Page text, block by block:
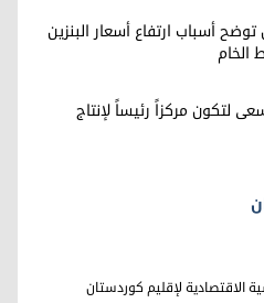
أسباب ارتفاع أسعار البنزين
الخام
لتكون مركزاً رئيساً لإنتاج
الاقتصادية لإقليم كوردستان